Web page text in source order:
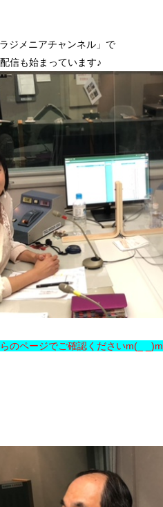
ジメニアチャンネル」で
信も始まっています♪
のページでご確認くださいm(_ _)m